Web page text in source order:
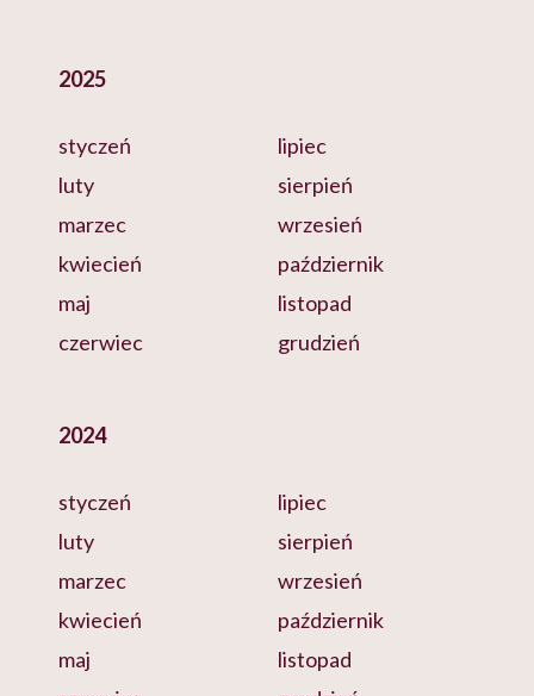
2025
styczeń
luty
marzec
kwiecień
maj
czerwiec
lipiec
sierpień
wrzesień
październik
listopad
grudzień
2024
styczeń
luty
marzec
kwiecień
maj
lipiec
sierpień
wrzesień
październik
listopad